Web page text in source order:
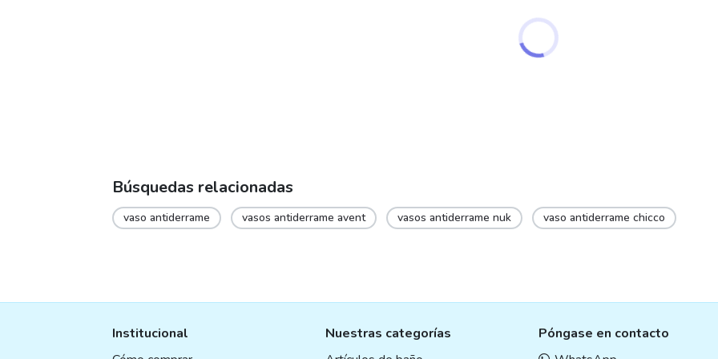
Búsquedas relacionadas
vaso antiderrame vasos antiderrame avent vasos antiderrame nuk vaso antiderrame chicco
Institucional
Nuestras categorías
Póngase en contacto